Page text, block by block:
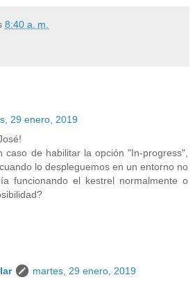
8:40 a. m.
29 enero, 2019
caso de habilitar la opción "In-progress",
lo despleguemos en un entorno no
funcionando el kestrel normalmente o
martes, 29 enero, 2019